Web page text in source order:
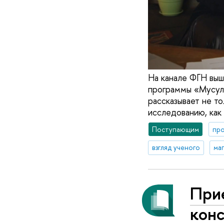
На канале ФГН
программы
рассказывает не
исследованию,
Поступающим
взгляд ученого